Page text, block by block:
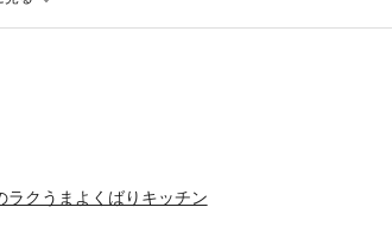
ます。さらには、読者さん人気の高かったレシ
スイーツまでを網羅。誰もが失敗せずにおいしく
ずです！「今日なに作ろうかな~」と悩んだら、ぜ
っと見つかります。※この商品は固定レイアウトで
で読むことに適しています。また、文字列のハイ
ラクうまよくばりキッチン